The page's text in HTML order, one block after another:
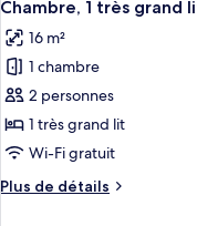
chambres
communicantes
Chambre
avec
lits
jumeaux,
non-
fumeurs,
chambres
communicantes
toutes
les
photos
pour
ce
type
chambre :
Chambre, 1 très grand
16 m²
1 chambre
2 personnes
1 très grand lit
Wi-Fi gratuit
Plus de détails
Plus